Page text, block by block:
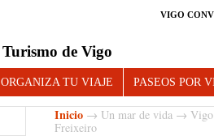
VIGO
Turismo de Vigo
ORGANIZA TU VIAJE PASEOS POR
Inicio → Un mar de vida →
Freixeiro